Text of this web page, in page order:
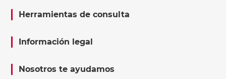
Herramientas de consulta
Información legal
Nosotros te ayudamos